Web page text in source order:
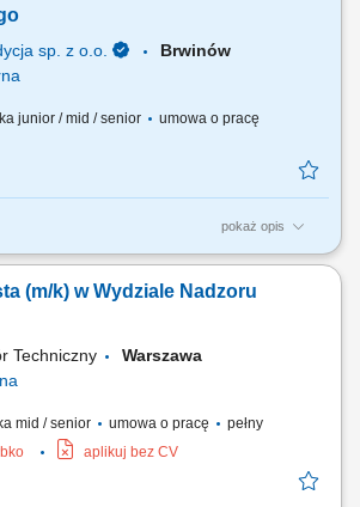
cargo-partner w Polsce i na świecie;
sp. z o.o.
Brwinów
junior / mid / senior
umowa o pracę
pokaż opis
zadań na tym stanowisku należeć będzie:
i archiwizowanie dokumentów; wystawianie
cargo-partner w Polsce i na świecie;
(m/k) w Wydziale Nadzoru
Techniczny
Warszawa
mid / senior umowa o pracę
pełny
aplikuj bez CV